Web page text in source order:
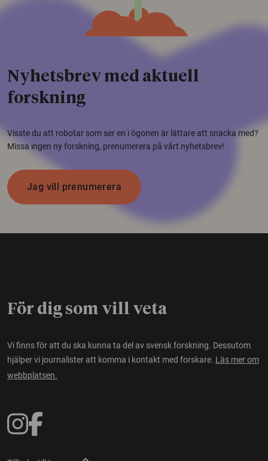
Nyhetsbrev med aktuell
forskning
Visste du att robotar som ser en i ögonen är lättare att snacka med?
Missa ingen ny forskning, prenumerera på vårt nyhetsbrev!
Jag vill prenumerera
För dig som vill veta
Vi finns för att du ska kunna ta del av svensk forskning. Dessutom
hjälper vi journalister att komma i kontakt med forskare. Läs mer om
webbplatsen.